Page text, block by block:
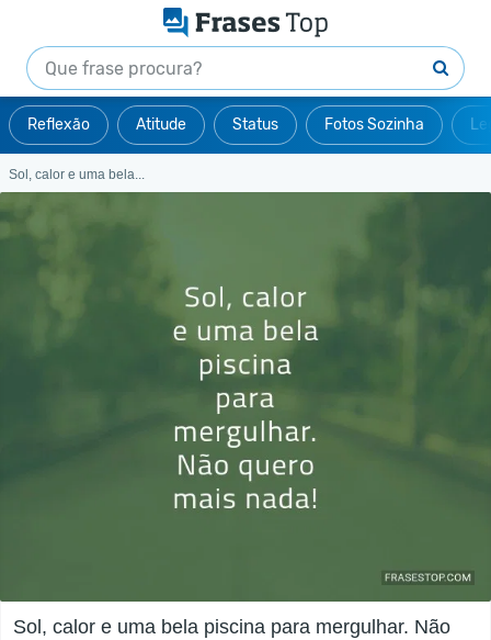
Reflexão Atitude Status Fotos Sozinha
Sol, calor e uma bela...
Sol, calor e uma bela piscina para mergulhar. Não